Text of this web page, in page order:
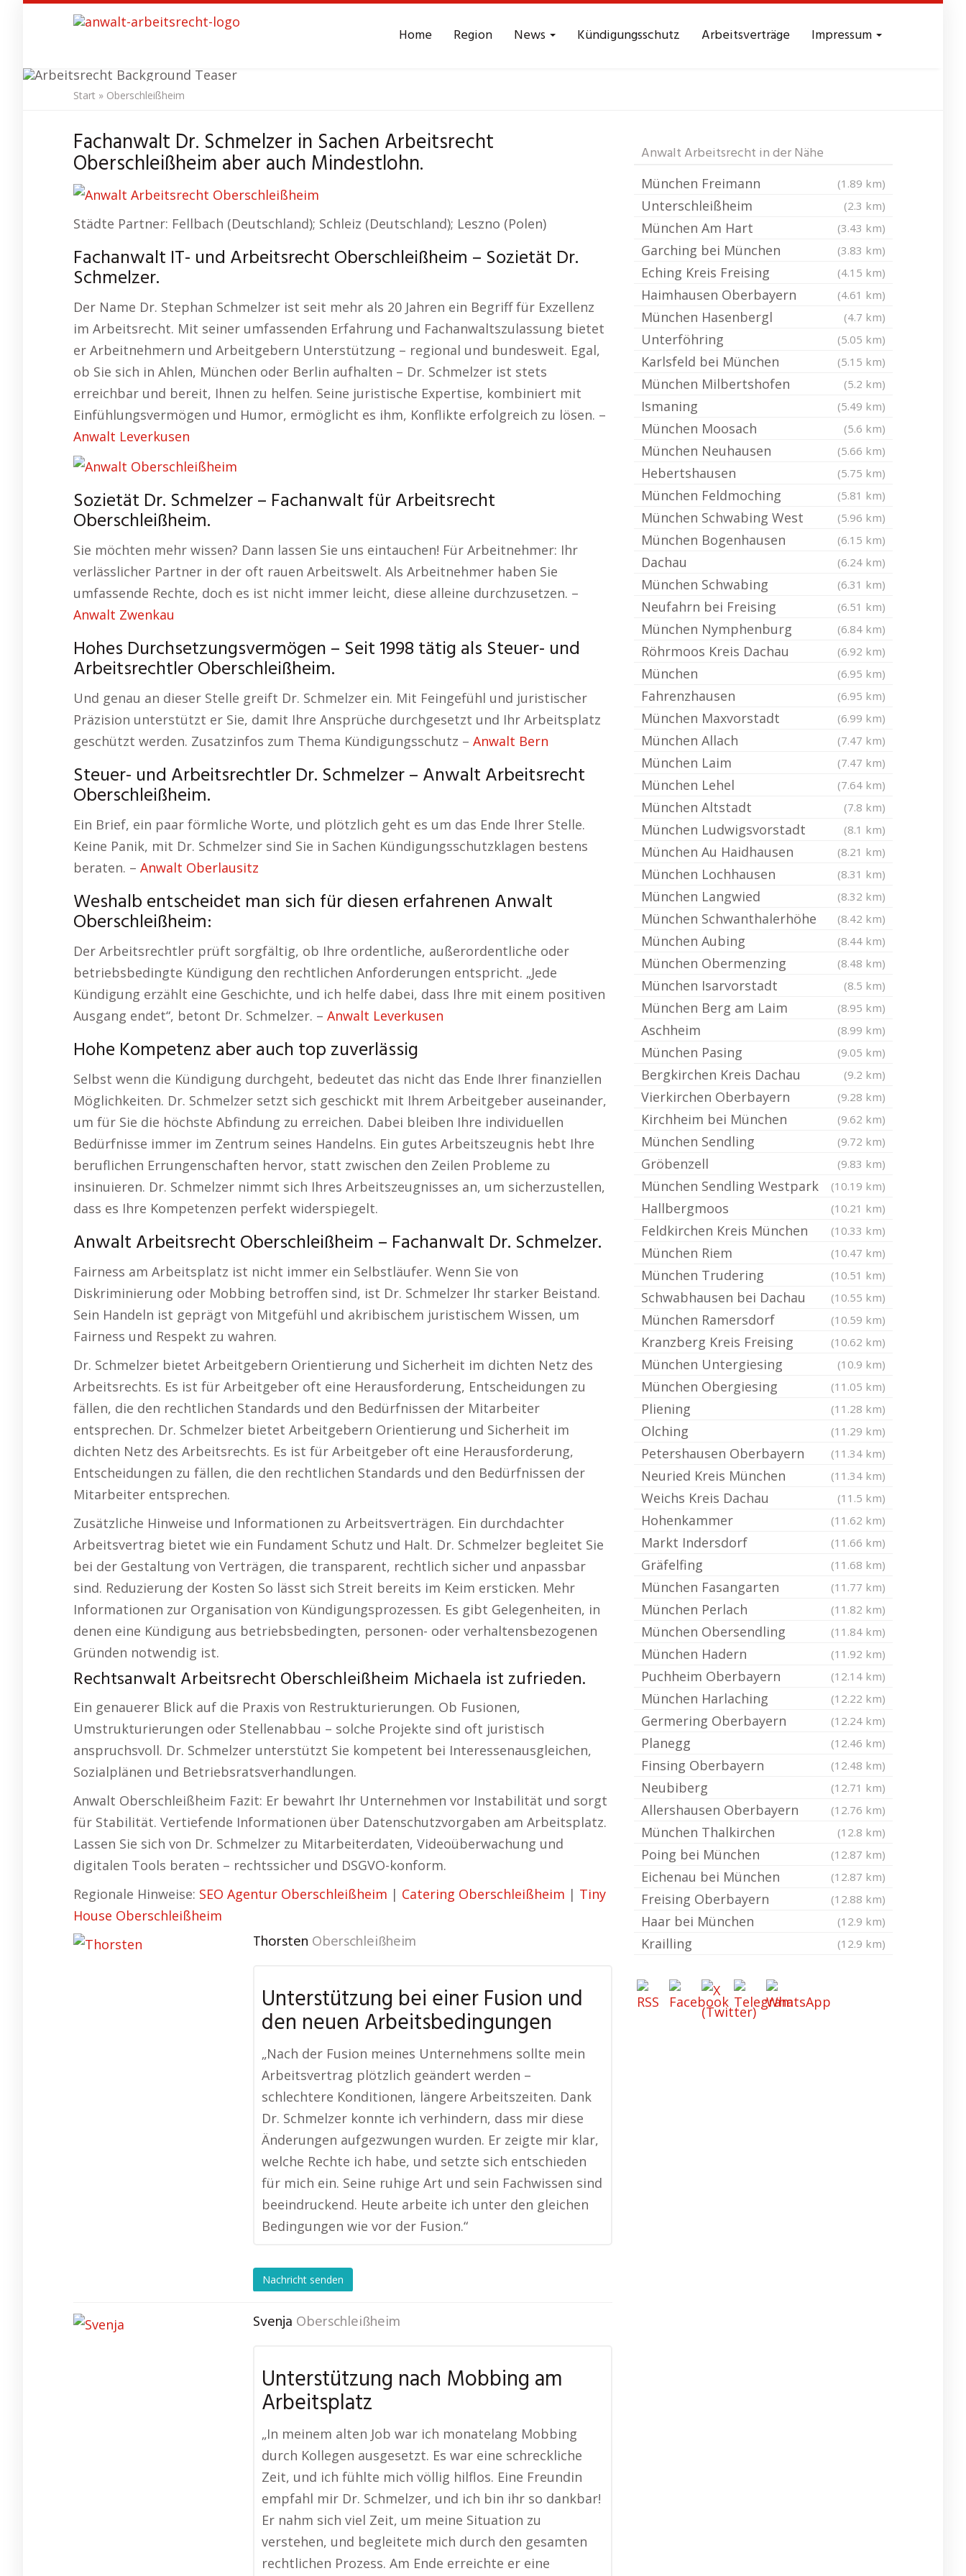
content
Home Region News Kündigungsschutz Arbeitsverträge Impressum
Anwalt Arbeitsrecht
Start » Oberschleißheim
Fachanwalt Dr. Schmelzer in Sachen Arbeitsrecht
Oberschleißheim aber auch Mindestlohn.
Städte Partner: Fellbach (Deutschland); Schleiz (Deutschland); Leszno (Polen)
Fachanwalt IT- und Arbeitsrecht Oberschleißheim – Sozietät Dr.
Schmelzer.
Der Name Dr. Stephan Schmelzer ist seit mehr als 20 Jahren ein Begriff für Exzellenz
im Arbeitsrecht. Mit seiner umfassenden Erfahrung und Fachanwaltszulassung bietet
er Arbeitnehmern und Arbeitgebern Unterstützung – regional und bundesweit. Egal,
ob Sie sich in Ahlen, München oder Berlin aufhalten – Dr. Schmelzer ist stets
erreichbar und bereit, Ihnen zu helfen. Seine juristische Expertise, kombiniert mit
Einfühlungsvermögen und Humor, ermöglicht es ihm, Konflikte erfolgreich zu lösen. –
Anwalt Leverkusen
Sozietät Dr. Schmelzer – Fachanwalt für Arbeitsrecht
Oberschleißheim.
Sie möchten mehr wissen? Dann lassen Sie uns eintauchen! Für Arbeitnehmer: Ihr
verlässlicher Partner in der oft rauen Arbeitswelt. Als Arbeitnehmer haben Sie
umfassende Rechte, doch es ist nicht immer leicht, diese alleine durchzusetzen. –
Anwalt Zwenkau
Hohes Durchsetzungsvermögen – Seit 1998 tätig als Steuer- und
Arbeitsrechtler Oberschleißheim.
Und genau an dieser Stelle greift Dr. Schmelzer ein. Mit Feingefühl und juristischer
Präzision unterstützt er Sie, damit Ihre Ansprüche durchgesetzt und Ihr Arbeitsplatz
geschützt werden. Zusatzinfos zum Thema Kündigungsschutz – Anwalt Bern
Steuer- und Arbeitsrechtler Dr. Schmelzer – Anwalt Arbeitsrecht
Oberschleißheim.
Ein Brief, ein paar förmliche Worte, und plötzlich geht es um das Ende Ihrer Stelle.
Keine Panik, mit Dr. Schmelzer sind Sie in Sachen Kündigungsschutzklagen bestens
beraten. – Anwalt Oberlausitz
Weshalb entscheidet man sich für diesen erfahrenen Anwalt
Oberschleißheim:
Der Arbeitsrechtler prüft sorgfältig, ob Ihre ordentliche, außerordentliche oder
betriebsbedingte Kündigung den rechtlichen Anforderungen entspricht. „Jede
Kündigung erzählt eine Geschichte, und ich helfe dabei, dass Ihre mit einem positiven
Ausgang endet“, betont Dr. Schmelzer. – Anwalt Leverkusen
Hohe Kompetenz aber auch top zuverlässig
Selbst wenn die Kündigung durchgeht, bedeutet das nicht das Ende Ihrer finanziellen
Möglichkeiten. Dr. Schmelzer setzt sich geschickt mit Ihrem Arbeitgeber auseinander,
um für Sie die höchste Abfindung zu erreichen. Dabei bleiben Ihre individuellen
Bedürfnisse immer im Zentrum seines Handelns. Ein gutes Arbeitszeugnis hebt Ihre
beruflichen Errungenschaften hervor, statt zwischen den Zeilen Probleme zu
insinuieren. Dr. Schmelzer nimmt sich Ihres Arbeitszeugnisses an, um sicherzustellen,
dass es Ihre Kompetenzen perfekt widerspiegelt.
Anwalt Arbeitsrecht Oberschleißheim – Fachanwalt Dr. Schmelzer.
Fairness am Arbeitsplatz ist nicht immer ein Selbstläufer. Wenn Sie von
Diskriminierung oder Mobbing betroffen sind, ist Dr. Schmelzer Ihr starker Beistand.
Sein Handeln ist geprägt von Mitgefühl und akribischem juristischem Wissen, um
Fairness und Respekt zu wahren.
Dr. Schmelzer bietet Arbeitgebern Orientierung und Sicherheit im dichten Netz des
Arbeitsrechts. Es ist für Arbeitgeber oft eine Herausforderung, Entscheidungen zu
fällen, die den rechtlichen Standards und den Bedürfnissen der Mitarbeiter
entsprechen. Dr. Schmelzer bietet Arbeitgebern Orientierung und Sicherheit im
dichten Netz des Arbeitsrechts. Es ist für Arbeitgeber oft eine Herausforderung,
Entscheidungen zu fällen, die den rechtlichen Standards und den Bedürfnissen der
Mitarbeiter entsprechen.
Zusätzliche Hinweise und Informationen zu Arbeitsverträgen. Ein durchdachter
Arbeitsvertrag bietet wie ein Fundament Schutz und Halt. Dr. Schmelzer begleitet Sie
bei der Gestaltung von Verträgen, die transparent, rechtlich sicher und anpassbar
sind. Reduzierung der Kosten So lässt sich Streit bereits im Keim ersticken. Mehr
Informationen zur Organisation von Kündigungsprozessen. Es gibt Gelegenheiten, in
denen eine Kündigung aus betriebsbedingten, personen- oder verhaltensbezogenen
Gründen notwendig ist.
Rechtsanwalt Arbeitsrecht Oberschleißheim Michaela ist zufrieden.
Ein genauerer Blick auf die Praxis von Restrukturierungen. Ob Fusionen,
Umstrukturierungen oder Stellenabbau – solche Projekte sind oft juristisch
anspruchsvoll. Dr. Schmelzer unterstützt Sie kompetent bei Interessenausgleichen,
Sozialplänen und Betriebsratsverhandlungen.
Anwalt Oberschleißheim Fazit: Er bewahrt Ihr Unternehmen vor Instabilität und sorgt
für Stabilität. Vertiefende Informationen über Datenschutzvorgaben am Arbeitsplatz.
Lassen Sie sich von Dr. Schmelzer zu Mitarbeiterdaten, Videoüberwachung und
digitalen Tools beraten – rechtssicher und DSGVO-konform.
Regionale Hinweise: SEO Agentur Oberschleißheim | Catering Oberschleißheim | Tiny
House Oberschleißheim
Thorsten Oberschleißheim
Unterstützung bei einer Fusion und
den neuen Arbeitsbedingungen
„Nach der Fusion meines Unternehmens sollte mein
Arbeitsvertrag plötzlich geändert werden –
schlechtere Konditionen, längere Arbeitszeiten. Dank
Dr. Schmelzer konnte ich verhindern, dass mir diese
Änderungen aufgezwungen wurden. Er zeigte mir klar,
welche Rechte ich habe, und setzte sich entschieden
für mich ein. Seine ruhige Art und sein Fachwissen sind
beeindruckend. Heute arbeite ich unter den gleichen
Bedingungen wie vor der Fusion.“
Nachricht senden
Svenja Oberschleißheim
Unterstützung nach Mobbing am
Arbeitsplatz
„In meinem alten Job war ich monatelang Mobbing
durch Kollegen ausgesetzt. Es war eine schreckliche
Zeit, und ich fühlte mich völlig hilflos. Eine Freundin
empfahl mir Dr. Schmelzer, und ich bin ihr so dankbar!
Er nahm sich viel Zeit, um meine Situation zu
verstehen, und begleitete mich durch den gesamten
rechtlichen Prozess. Am Ende erreichte er eine
Anwalt Arbeitsrecht in der Nähe
München Freimann (1.89 km)
Unterschleißheim (2.3 km)
München Am Hart (3.43 km)
Garching bei München (3.83 km)
Eching Kreis Freising (4.15 km)
Haimhausen Oberbayern (4.61 km)
München Hasenbergl (4.7 km)
Unterföhring (5.05 km)
Karlsfeld bei München (5.15 km)
München Milbertshofen (5.2 km)
Ismaning (5.49 km)
München Moosach (5.6 km)
München Neuhausen (5.66 km)
Hebertshausen (5.75 km)
München Feldmoching (5.81 km)
München Schwabing West (5.96 km)
München Bogenhausen (6.15 km)
Dachau (6.24 km)
München Schwabing (6.31 km)
Neufahrn bei Freising (6.51 km)
München Nymphenburg (6.84 km)
Röhrmoos Kreis Dachau (6.92 km)
München (6.95 km)
Fahrenzhausen (6.95 km)
München Maxvorstadt (6.99 km)
München Allach (7.47 km)
München Laim (7.47 km)
München Lehel (7.64 km)
München Altstadt (7.8 km)
München Ludwigsvorstadt (8.1 km)
München Au Haidhausen (8.21 km)
München Lochhausen (8.31 km)
München Langwied (8.32 km)
München Schwanthalerhöhe (8.42 km)
München Aubing (8.44 km)
München Obermenzing (8.48 km)
München Isarvorstadt (8.5 km)
München Berg am Laim (8.95 km)
Aschheim (8.99 km)
München Pasing (9.05 km)
Bergkirchen Kreis Dachau (9.2 km)
Vierkirchen Oberbayern (9.28 km)
Kirchheim bei München (9.62 km)
München Sendling (9.72 km)
Gröbenzell (9.83 km)
München Sendling Westpark (10.19 km)
Hallbergmoos (10.21 km)
Feldkirchen Kreis München (10.33 km)
München Riem (10.47 km)
München Trudering (10.51 km)
Schwabhausen bei Dachau (10.55 km)
München Ramersdorf (10.59 km)
Kranzberg Kreis Freising (10.62 km)
München Untergiesing (10.9 km)
München Obergiesing (11.05 km)
Pliening (11.28 km)
Olching (11.29 km)
Petershausen Oberbayern (11.34 km)
Neuried Kreis München (11.34 km)
Weichs Kreis Dachau (11.5 km)
Hohenkammer (11.62 km)
Markt Indersdorf (11.66 km)
Gräfelfing (11.68 km)
München Fasangarten (11.77 km)
München Perlach (11.82 km)
München Obersendling (11.84 km)
München Hadern (11.92 km)
Puchheim Oberbayern (12.14 km)
München Harlaching (12.22 km)
Germering Oberbayern (12.24 km)
Planegg (12.46 km)
Finsing Oberbayern (12.48 km)
Neubiberg (12.71 km)
Allershausen Oberbayern (12.76 km)
München Thalkirchen (12.8 km)
Poing bei München (12.87 km)
Eichenau bei München (12.87 km)
Freising Oberbayern (12.88 km)
Haar bei München (12.9 km)
Krailling (12.9 km)